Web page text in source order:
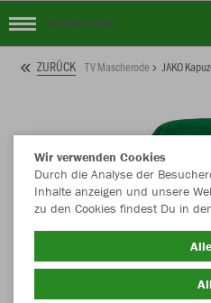
TV Mascherode
ZURÜCK TV Mascherode JAKO
Wir verwenden Cookies
Durch die Analyse der
Inhalte anzeigen und unsere
zu den Cookies findest Du in